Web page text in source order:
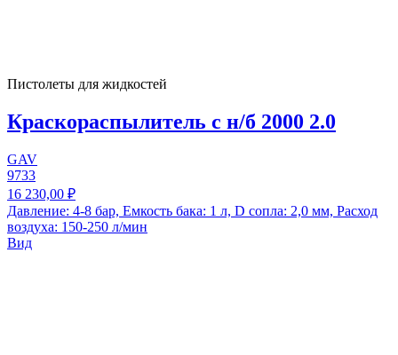
Пистолеты для жидкостей
Краскораспылитель с н/б 2000 2.0
GAV
9733
16 230,00 ₽
Давление: 4-8 бар, Емкость бака: 1 л, D сопла: 2,0 мм, Расход
воздуха: 150-250 л/мин
Вид